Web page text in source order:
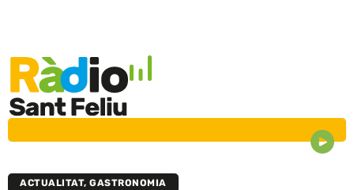
ACTUALITAT, GASTRONOMIA